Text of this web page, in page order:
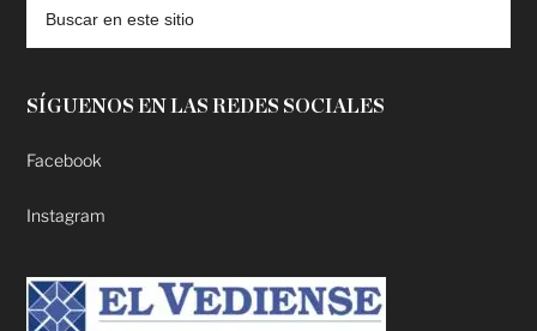
SÍGUENOS EN LAS REDES SOCIALES
Facebook
Instagram